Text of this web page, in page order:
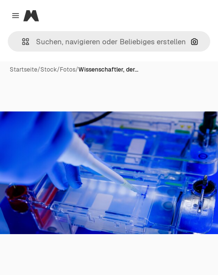
Close menu
Magnific
Nach
Startseite/Stock/Fotos/Wissenschaftler, der…